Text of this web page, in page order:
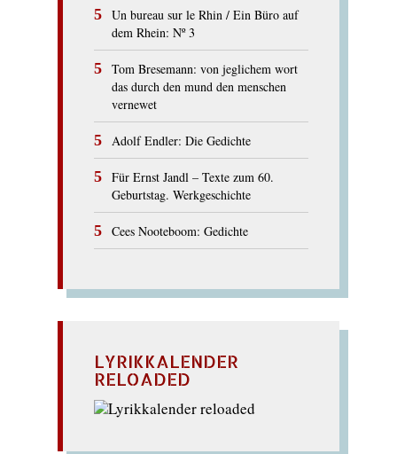
Un bureau sur le Rhin / Ein Büro auf
dem Rhein: Nº 3
Tom Bresemann: von jeglichem wort
das durch den mund den menschen
vernewet
Adolf Endler: Die Gedichte
Für Ernst Jandl – Texte zum 60.
Geburtstag. Werkgeschichte
Cees Nooteboom: Gedichte
LYRIKKALENDER
RELOADED